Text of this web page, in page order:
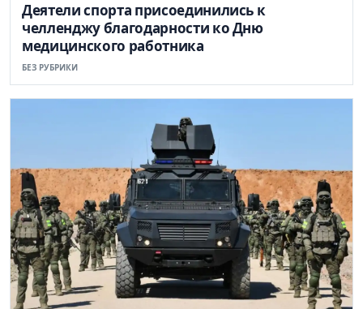
Деятели спорта присоединились к
челленджу благодарности ко Дню
медицинского работника
БЕЗ РУБРИКИ